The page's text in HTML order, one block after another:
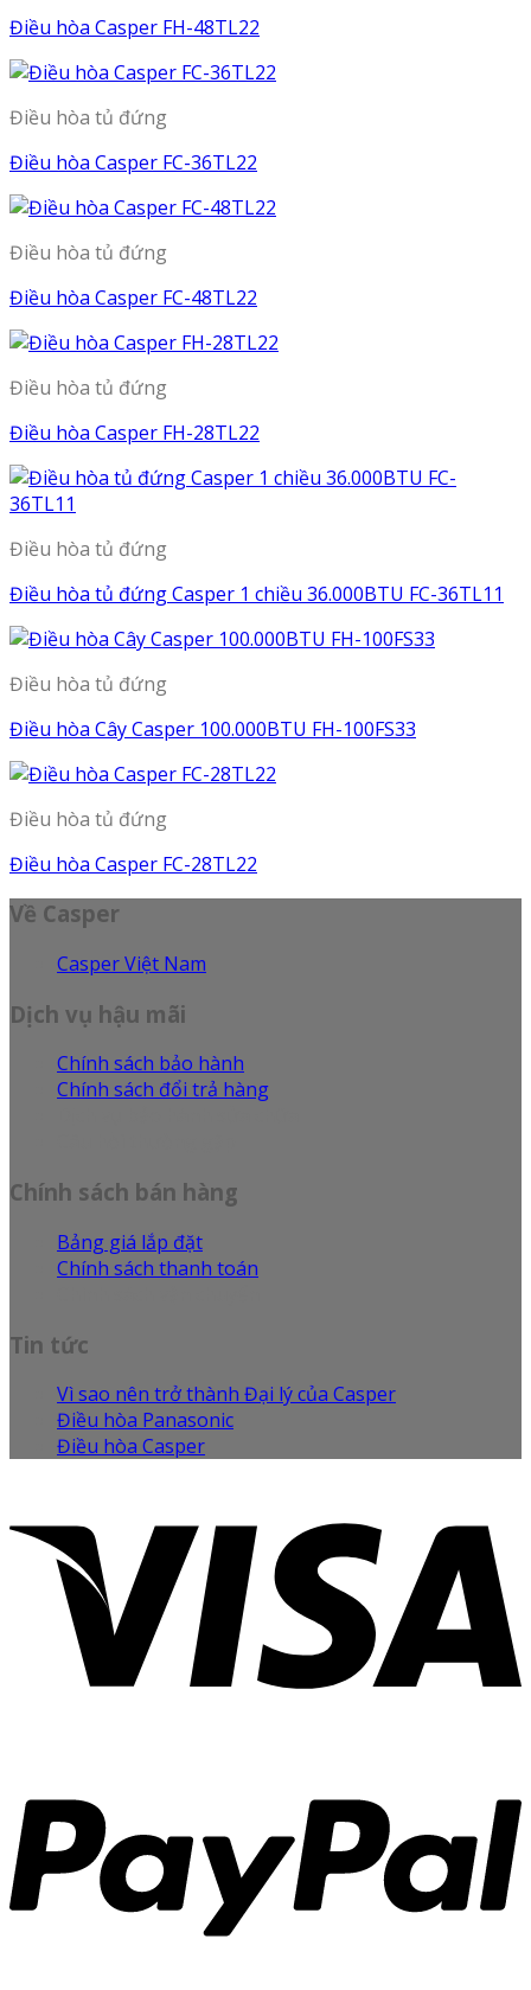
Điều hòa Casper FH-48TL22
Điều hòa tủ đứng
Điều hòa Casper FC-36TL22
Điều hòa tủ đứng
Điều hòa Casper FC-48TL22
Điều hòa tủ đứng
Điều hòa Casper FH-28TL22
Điều hòa tủ đứng
Điều hòa tủ đứng Casper 1 chiều 36.000BTU FC-36TL11
Điều hòa tủ đứng
Điều hòa Cây Casper 100.000BTU FH-100FS33
Điều hòa tủ đứng
Điều hòa Casper FC-28TL22
Về Casper
Casper Việt Nam
Dịch vụ hậu mãi
Chính sách bảo hành
Chính sách đổi trả hàng
Chính sách bán hàng
Bảng giá lắp đặt
Chính sách thanh toán
Tin tức
Vì sao nên trở thành Đại lý của Casper
Điều hòa Panasonic
Điều hòa Casper